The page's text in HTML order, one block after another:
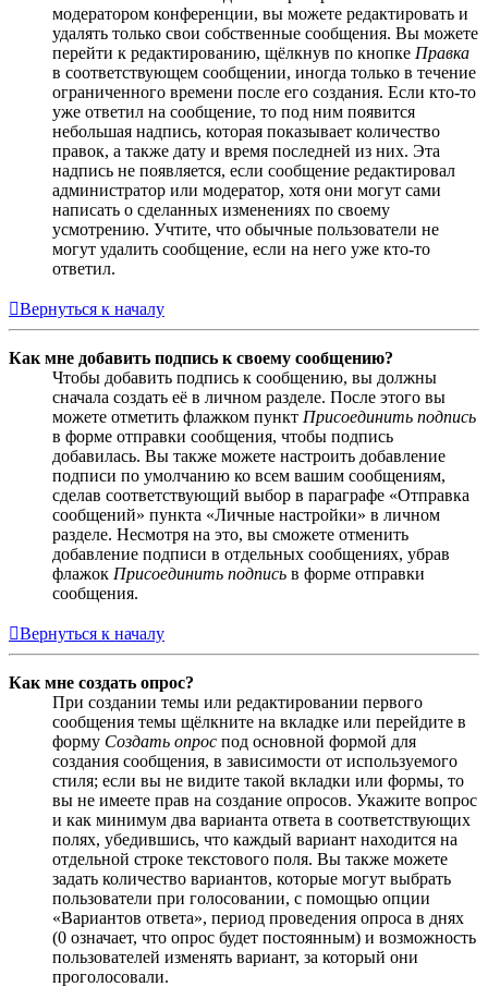
модератором конференции, вы можете редактировать и
удалять только свои собственные сообщения. Вы можете
перейти к редактированию, щёлкнув по кнопке Правка
в соответствующем сообщении, иногда только в течение
ограниченного времени после его создания. Если кто-то
уже ответил на сообщение, то под ним появится
небольшая надпись, которая показывает количество
правок, а также дату и время последней из них. Эта
надпись не появляется, если сообщение редактировал
администратор или модератор, хотя они могут сами
написать о сделанных изменениях по своему
усмотрению. Учтите, что обычные пользователи не
могут удалить сообщение, если на него уже кто-то
ответил.
Вернуться к началу
Как мне добавить подпись к своему сообщению?
Чтобы добавить подпись к сообщению, вы должны
сначала создать её в личном разделе. После этого вы
можете отметить флажком пункт Присоединить подпись
в форме отправки сообщения, чтобы подпись
добавилась. Вы также можете настроить добавление
подписи по умолчанию ко всем вашим сообщениям,
сделав соответствующий выбор в параграфе «Отправка
сообщений» пункта «Личные настройки» в личном
разделе. Несмотря на это, вы сможете отменить
добавление подписи в отдельных сообщениях, убрав
флажок Присоединить подпись в форме отправки
сообщения.
Вернуться к началу
Как мне создать опрос?
При создании темы или редактировании первого
сообщения темы щёлкните на вкладке или перейдите в
форму Создать опрос под основной формой для
создания сообщения, в зависимости от используемого
стиля; если вы не видите такой вкладки или формы, то
вы не имеете прав на создание опросов. Укажите вопрос
и как минимум два варианта ответа в соответствующих
полях, убедившись, что каждый вариант находится на
отдельной строке текстового поля. Вы также можете
задать количество вариантов, которые могут выбрать
пользователи при голосовании, с помощью опции
«Вариантов ответа», период проведения опроса в днях
(0 означает, что опрос будет постоянным) и возможность
пользователей изменять вариант, за который они
проголосовали.